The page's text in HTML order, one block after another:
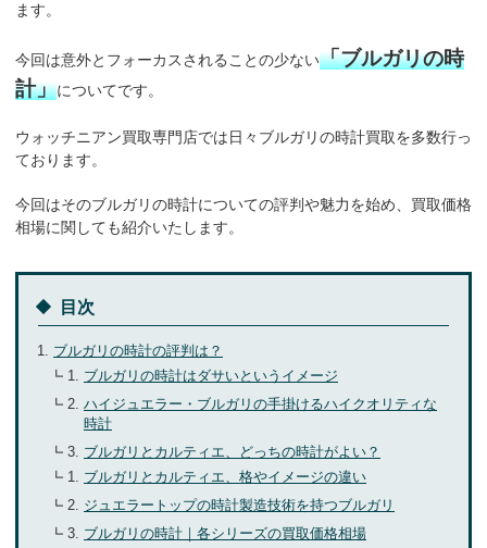
(11:00～20:00年中無休)
ます。
今回は意外とフォーカスされることの少ない「ブルガリの時
計」についてです。
ウォッチニアン買取専門店では日々ブルガリの時計買取を多数行っ
ております。
今回はそのブルガリの時計についての評判や魅力を始め、買取価格
相場に関しても紹介いたします。
目次
ブルガリの時計の評判は？
ブルガリの時計はダサいというイメージ
ハイジュエラー・ブルガリの手掛けるハイクオリティな
時計
ブルガリとカルティエ、どっちの時計がよい？
ブルガリとカルティエ、格やイメージの違い
ジュエラートップの時計製造技術を持つブルガリ
ブルガリの時計｜各シリーズの買取価格相場